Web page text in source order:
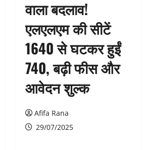
वाला बदलाव!
एलएलएम की सीटें
1640 से घटकर हुईं
740, बढ़ी फीस और
आवेदन शुल्क
Afifa Rana
29/07/2025